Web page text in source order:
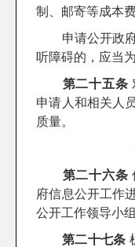
制、邮寄等成本费
申请公开政府
听障碍的，应当
第二十五条
申请人和相关人
质量。
第二十六条
府信息公开工作
公开工作领导小组
第二十七条